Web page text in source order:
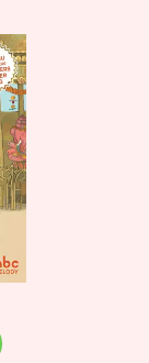
dragons